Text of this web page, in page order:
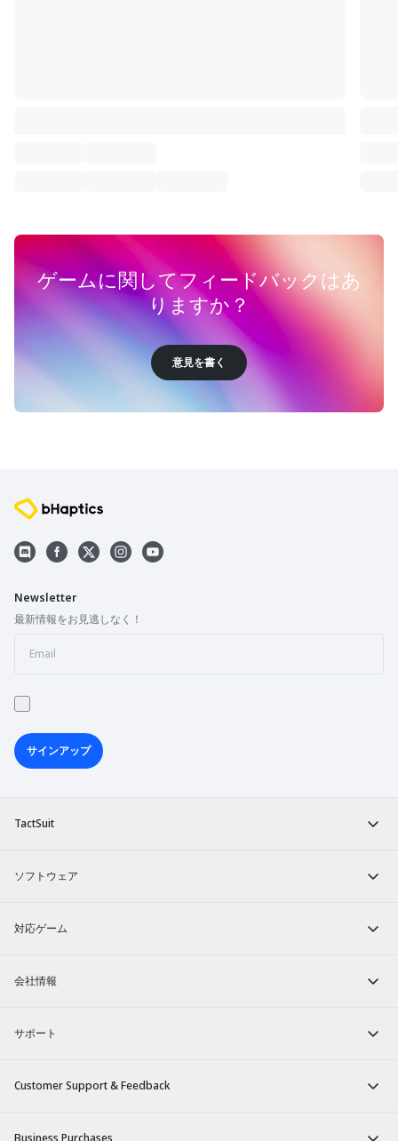
ゲームに関してフィードバックはあ
りますか？
意見を書く
TactSuit
ソフトウェア
対応ゲーム
会社情報
サポート
Customer Support & Feedback
Newsletter
最新情報をお見逃しなく！
サインアップ